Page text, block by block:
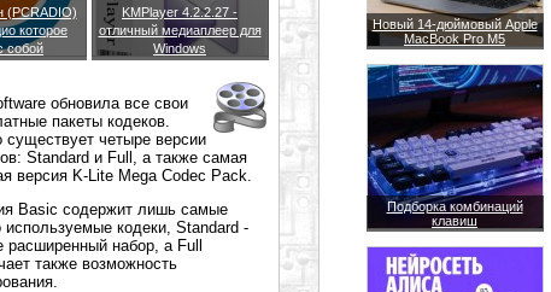
(PCRADIO)
которое
собой
KMPlayer 4.2.2.27 -
отличный медиаплеер для
Windows
обновила все свои
пакеты кодеков.
существует четыре версии
Standard и Full, а также самая
версия K-Lite Mega Codec Pack.
Basic содержит лишь самые
используемые кодеки, Standard -
расширенный набор, а Full
также возможность
Новый 14-дюймовый Apple
MacBook Pro M5
Подборка комбинаций
клавиш